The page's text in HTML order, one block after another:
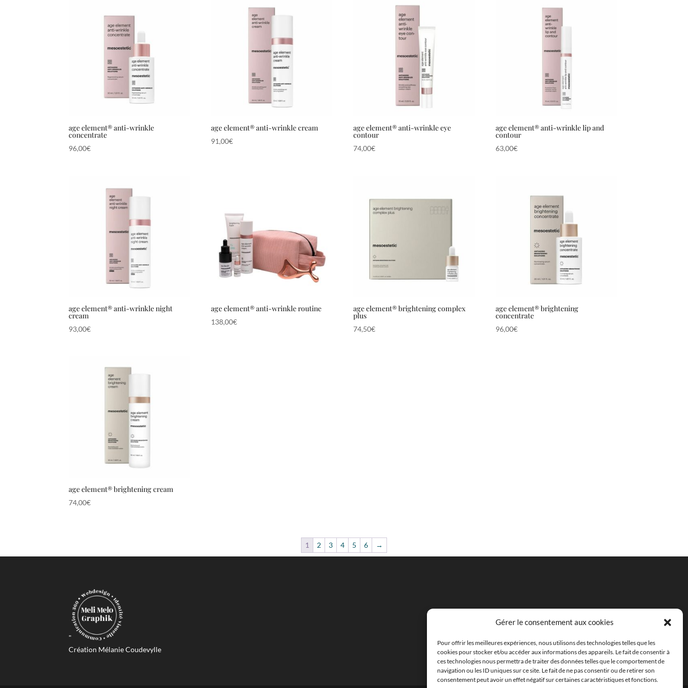
Gérer le consentement aux cookies
Pour offrir les meilleures expériences, nous utilisons des technologies telles que les
cookies pour stocker et/ou accéder aux informations des appareils. Le fait de consentir à
ces technologies nous permettra de traiter des données telles que le comportement de
navigation ou les ID uniques sur ce site. Le fait de ne pas consentir ou de retirer son
consentement peut avoir un effet négatif sur certaines caractéristiques et fonctions.
age element® anti-wrinkle
concentrate
96,00€
age element® anti-wrinkle cream
91,00€
age element® anti-wrinkle eye
contour
74,00€
age element® anti-wrinkle lip and
contour
63,00€
age element® anti-wrinkle night
cream
93,00€
age element® anti-wrinkle routine
138,00€
age element® brightening complex
plus
74,50€
age element® brightening
concentrate
96,00€
age element® brightening cream
74,00€
1 2 3 4 5 6 →
"
Création Mélanie Coudevylle